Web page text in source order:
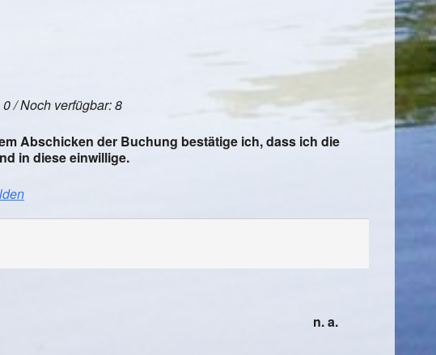
/ Noch verfügbar: 8
Abschicken der Buchung bestätige ich, dass ich die
in diese einwillige.
n. a.